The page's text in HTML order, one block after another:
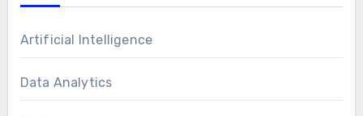
Artificial Intelligence
Data Analytics